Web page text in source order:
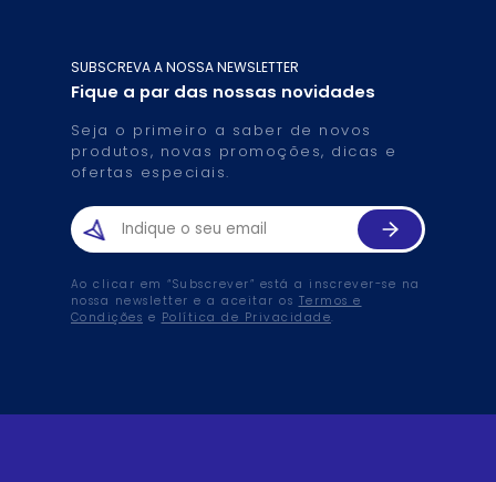
SUBSCREVA A NOSSA NEWSLETTER
Fique a par das nossas novidades
Seja o primeiro a saber de novos
produtos, novas promoções, dicas e
ofertas especiais.
Ao clicar em “Subscrever” está a inscrever-se na
nossa newsletter e a aceitar os Termos e
Condições e Política de Privacidade.